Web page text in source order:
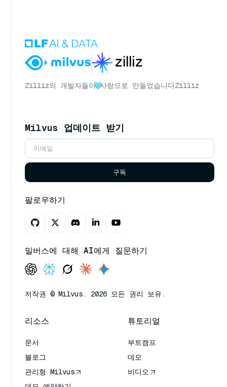
Zilliz의 개발자들이 사랑으로 만들었습니다Zilliz
Milvus 업데이트 받기
구독
팔로우하기
밀버스에 대해 AI에게 질문하기
저작권 © Milvus. 2026 모든 권리 보유.
리소스
문서
블로그
관리형 Milvus
튜토리얼
부트캠프
데모
비디오